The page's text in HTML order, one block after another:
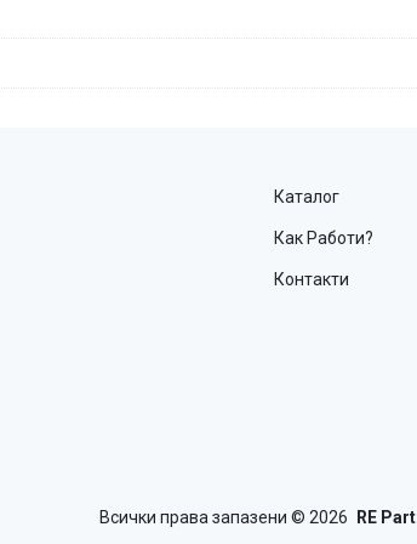
Каталог
Как Работи?
Контакти
Всички права запазени © 2026 RE Part